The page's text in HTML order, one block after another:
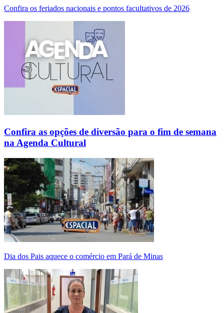
Confira os feriados nacionais e pontos facultativos de 2026
Confira as opções de diversão para o fim de semana
na Agenda Cultural
Dia dos Pais aquece o comércio em Pará de Minas